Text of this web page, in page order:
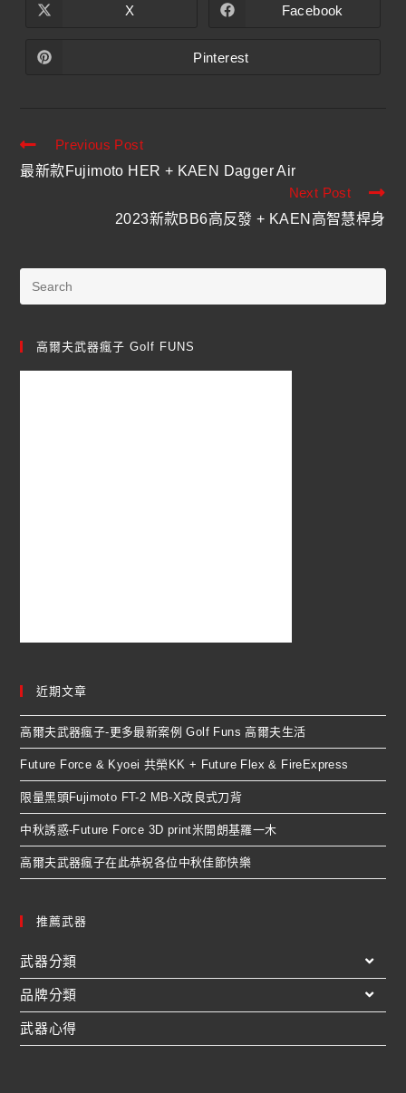
X Facebook
Pinterest
Previous Post
最新款Fujimoto HER + KAEN Dagger Air
Next Post
2023新款BB6高反發 + KAEN高智慧桿身
高爾夫武器瘋子 Golf FUNS
近期文章
高爾夫武器瘋子-更多最新案例 Golf Funs 高爾夫生活
Future Force & Kyoei 共榮KK + Future Flex & FireExpress
限量黑頭Fujimoto FT-2 MB-X改良式刀背
中秋誘惑-Future Force 3D print米開朗基羅一木
高爾夫武器瘋子在此恭祝各位中秋佳節快樂
推薦武器
武器分類
品牌分類
武器心得